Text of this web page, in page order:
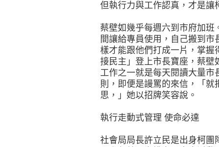
但執行力與工作認真，才是讓
蔡壁如幾乎每週六到市府加
間讓給專員使用，自己搬到
樣才能跟他們打成一片，掌握
接民主」登上市長寶座，蔡壁
工作之一就是每天閱讀大量
則，即便是謾罵的來信，「
思，」她以招牌笑容說。
執行走動式管理 使命必達
社會局局長許立民是出身柯團